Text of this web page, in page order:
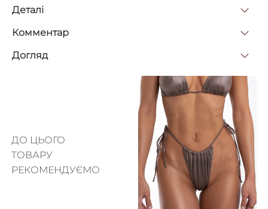
Деталi
Комментар
Догляд
ДО ЦЬОГО
ТОВАРУ
РЕКОМЕНДУЄМО